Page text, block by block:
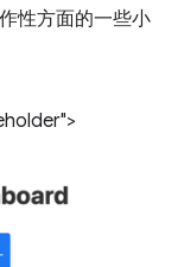
性方面的一些小